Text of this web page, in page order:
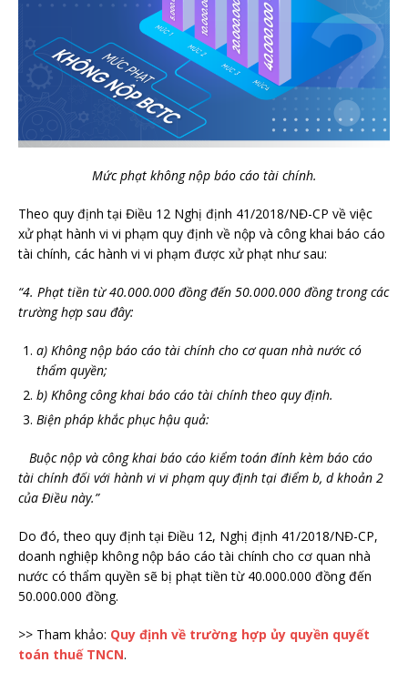
Mức phạt không nộp báo cáo tài chính.
Theo quy định tại Điều 12 Nghị định 41/2018/NĐ-CP về việc
xử phạt hành vi vi phạm quy định về nộp và công khai báo cáo
tài chính, các hành vi vi phạm được xử phạt như sau:
“4. Phạt tiền từ 40.000.000 đồng đến 50.000.000 đồng trong các
trường hợp sau đây:
a) Không nộp báo cáo tài chính cho cơ quan nhà nước có
thẩm quyền;
b) Không công khai báo cáo tài chính theo quy định.
Biện pháp khắc phục hậu quả:
Buộc nộp và công khai báo cáo kiểm toán đính kèm báo cáo
tài chính đối với hành vi vi phạm quy định tại điểm b, d khoản 2
của Điều này.”
Do đó, theo quy định tại Điều 12, Nghị định 41/2018/NĐ-CP,
doanh nghiệp không nộp báo cáo tài chính cho cơ quan nhà
nước có thẩm quyền sẽ bị phạt tiền từ 40.000.000 đồng đến
50.000.000 đồng.
>> Tham khảo: Quy định về trường hợp ủy quyền quyết
toán thuế TNCN.